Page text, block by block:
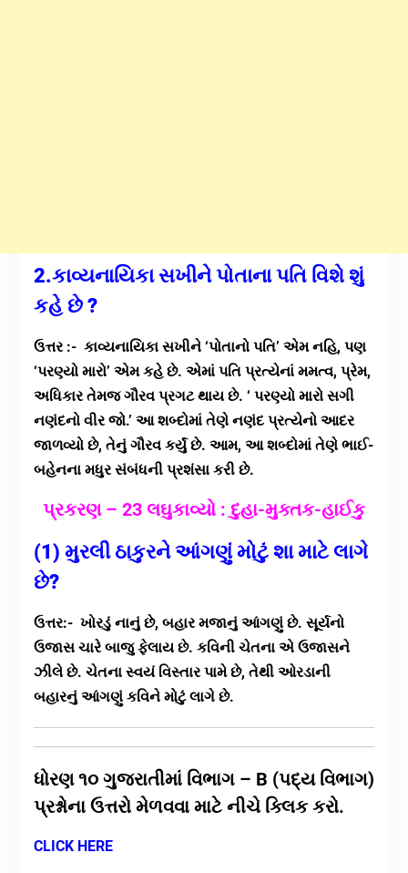
2.કાવ્યનાયિકા સખીને પોતાના પતિ વિશે શું
કહે છે ?
ઉત્તર :- કાવ્યનાયિકા સખીને ‘પોતાનો પતિ’ એમ નહિ, પણ
‘પરણ્યો મારો’ એમ કહે છે. એમાં પતિ પ્રત્યેનાં મમત્વ, પ્રેમ,
અધિકાર તેમજ ગૌરવ પ્રગટ થાય છે. ‘ પરણ્યો મારો સગી
નણંદનો વીર જો.’ આ શબ્દોમાં તેણે નણંદ પ્રત્યેનો આદર
જાળવ્યો છે, તેનું ગૌરવ કર્યું છે. આમ, આ શબ્દોમાં તેણે ભાઈ-
બહેનના મધુર સંબંધની પ્રશંસા કરી છે.
પ્રકરણ – 23 લઘુકાવ્યો : દુહા-મુક્તક-હાઈકુ
(1) મુરલી ઠાકુરને આંગણું મોટું શા માટે લાગે
છે?
ઉત્તર:- ખોરડું નાનું છે, બહાર મજાનું આંગણું છે. સૂર્યનો
ઉજાસ ચારે બાજુ ફેલાય છે. કવિની ચેતના એ ઉજાસને
ઝીલે છે. ચેતના સ્વયં વિસ્તાર પામે છે, તેથી ઓરડાની
બહારનું આંગણું કવિને મોટું લાગે છે.
ધોરણ ૧૦ ગુજરાતીમાં વિભાગ – B (પદ્ય વિભાગ)
પ્રશ્નોના ઉત્તરો મેળવવા માટે નીચે ક્લિક કરો.
CLICK HERE